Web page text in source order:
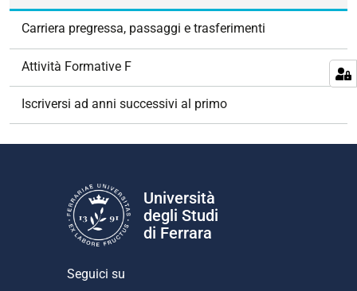
Carriera pregressa, passaggi e trasferimenti
Attività Formative F
Iscriversi ad anni successivi al primo
Università
degli Studi
di Ferrara
Seguici su